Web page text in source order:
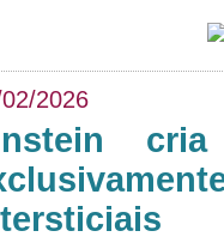
2026